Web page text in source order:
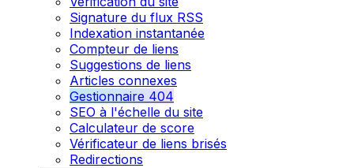
Signature du flux RSS
Indexation instantanée
Compteur de liens
Suggestions de liens
Articles connexes
Gestionnaire 404
SEO à l'échelle du site
Calculateur de score
Vérificateur de liens brisés
Redirections